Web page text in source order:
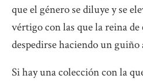
que el género se diluye y se
vértigo con las que la reina
despedirse haciendo un guiño
Si hay una colección con la